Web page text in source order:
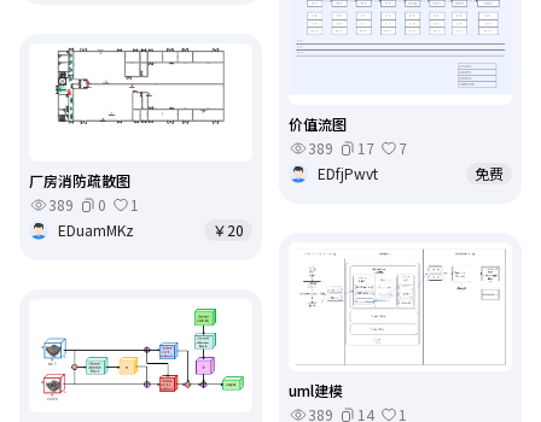
价值流图
389
17
7
EDfjPwvt
免费
厂房消防疏散图
389
0
1
EDuamMKz
￥20
uml建模
389
14
1